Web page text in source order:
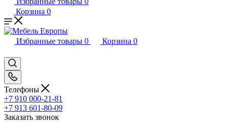
Корзина 0
Избранные товары 0 Корзина 0
Телефоны
+7 910 000-21-81
+7 913 601-80-09
Заказать звонок